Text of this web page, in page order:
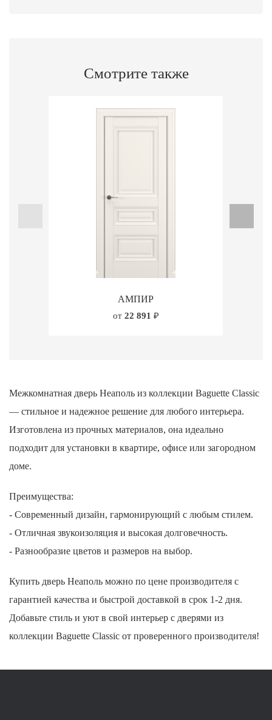
Смотрите также
АМПИР
от 22 891 ₽
Межкомнатная дверь Неаполь из коллекции Baguette Classic
— стильное и надежное решение для любого интерьера.
Изготовлена из прочных материалов, она идеально
подходит для установки в квартире, офисе или загородном
доме.
Преимущества:
- Современный дизайн, гармонирующий с любым стилем.
- Отличная звукоизоляция и высокая долговечность.
- Разнообразие цветов и размеров на выбор.
Купить дверь Неаполь можно по цене производителя с
гарантией качества и быстрой доставкой в срок 1-2 дня.
Добавьте стиль и уют в свой интерьер с дверями из
коллекции Baguette Classic от проверенного производителя!